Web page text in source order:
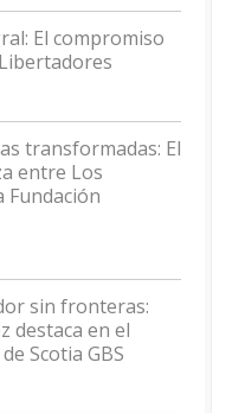
El compromiso
transformadas: El
entre Los
Fundación
sin fronteras:
destaca en el
Scotia GBS